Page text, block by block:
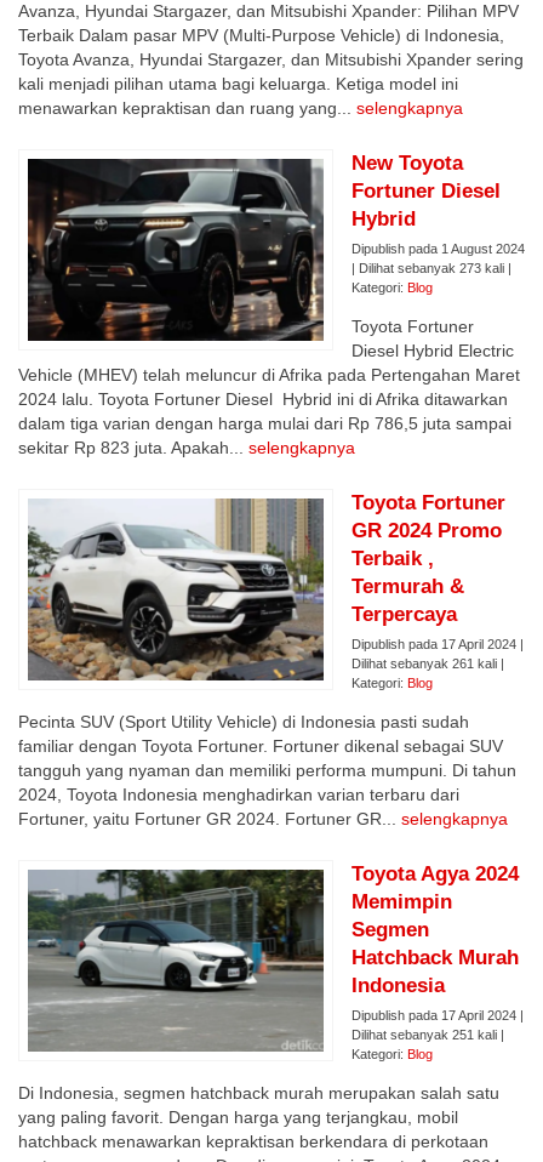
Avanza, Hyundai Stargazer, dan Mitsubishi Xpander: Pilihan MPV
Terbaik Dalam pasar MPV (Multi-Purpose Vehicle) di Indonesia,
Toyota Avanza, Hyundai Stargazer, dan Mitsubishi Xpander sering
kali menjadi pilihan utama bagi keluarga. Ketiga model ini
menawarkan kepraktisan dan ruang yang... selengkapnya
New Toyota
Fortuner Diesel
Hybrid
Dipublish pada 1 August 2024
| Dilihat sebanyak 273 kali |
Kategori: Blog
Toyota Fortuner
Diesel Hybrid Electric
Vehicle (MHEV) telah meluncur di Afrika pada Pertengahan Maret
2024 lalu. Toyota Fortuner Diesel Hybrid ini di Afrika ditawarkan
dalam tiga varian dengan harga mulai dari Rp 786,5 juta sampai
sekitar Rp 823 juta. Apakah... selengkapnya
Toyota Fortuner
GR 2024 Promo
Terbaik ,
Termurah &
Terpercaya
Dipublish pada 17 April 2024 |
Dilihat sebanyak 261 kali |
Kategori: Blog
Pecinta SUV (Sport Utility Vehicle) di Indonesia pasti sudah
familiar dengan Toyota Fortuner. Fortuner dikenal sebagai SUV
tangguh yang nyaman dan memiliki performa mumpuni. Di tahun
2024, Toyota Indonesia menghadirkan varian terbaru dari
Fortuner, yaitu Fortuner GR 2024. Fortuner GR... selengkapnya
Toyota Agya 2024
Memimpin
Segmen
Hatchback Murah
Indonesia
Dipublish pada 17 April 2024 |
Dilihat sebanyak 251 kali |
Kategori: Blog
Di Indonesia, segmen hatchback murah merupakan salah satu
yang paling favorit. Dengan harga yang terjangkau, mobil
hatchback menawarkan kepraktisan berkendara di perkotaan